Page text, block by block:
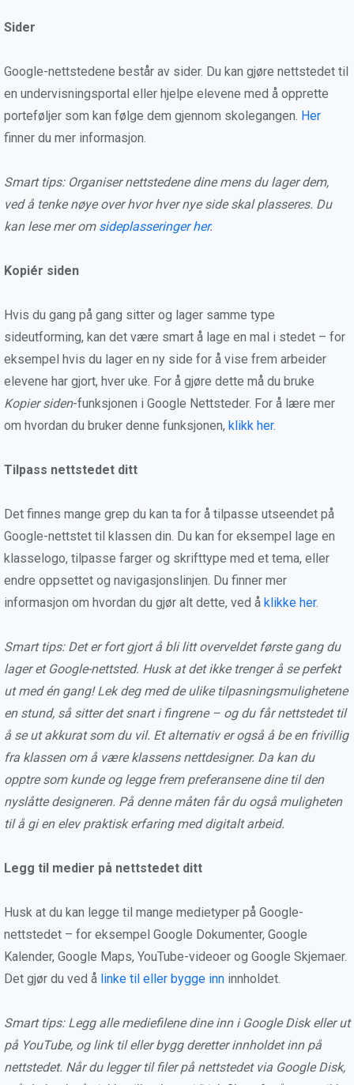
Sider
Google-nettstedene består av sider. Du kan gjøre nettstedet til
en undervisningsportal eller hjelpe elevene med å opprette
porteføljer som kan følge dem gjennom skolegangen. Her
finner du mer informasjon.
Smart tips: Organiser nettstedene dine mens du lager dem,
ved å tenke nøye over hvor hver nye side skal plasseres. Du
kan lese mer om sideplasseringer her.
Kopiér siden
Hvis du gang på gang sitter og lager samme type
sideutforming, kan det være smart å lage en mal i stedet – for
eksempel hvis du lager en ny side for å vise frem arbeider
elevene har gjort, hver uke. For å gjøre dette må du bruke
Kopier siden-funksjonen i Google Nettsteder. For å lære mer
om hvordan du bruker denne funksjonen, klikk her.
Tilpass nettstedet ditt
Det finnes mange grep du kan ta for å tilpasse utseendet på
Google-nettstet til klassen din. Du kan for eksempel lage en
klasselogo, tilpasse farger og skrifttype med et tema, eller
endre oppsettet og navigasjonslinjen. Du finner mer
informasjon om hvordan du gjør alt dette, ved å klikke her.
Smart tips: Det er fort gjort å bli litt overveldet første gang du
lager et Google-nettsted. Husk at det ikke trenger å se perfekt
ut med én gang! Lek deg med de ulike tilpasningsmulighetene
en stund, så sitter det snart i fingrene – og du får nettstedet til
å se ut akkurat som du vil. Et alternativ er også å be en frivillig
fra klassen om å være klassens nettdesigner. Da kan du
opptre som kunde og legge frem preferansene dine til den
nyslåtte designeren. På denne måten får du også muligheten
til å gi en elev praktisk erfaring med digitalt arbeid.
Legg til medier på nettstedet ditt
Husk at du kan legge til mange medietyper på Google-
nettstedet – for eksempel Google Dokumenter, Google
Kalender, Google Maps, YouTube-videoer og Google Skjemaer.
Det gjør du ved å linke til eller bygge inn innholdet.
Smart tips: Legg alle mediefilene dine inn i Google Disk eller ut
på YouTube, og link til eller bygg deretter innholdet inn på
nettstedet. Når du legger til filer på nettstedet via Google Disk,